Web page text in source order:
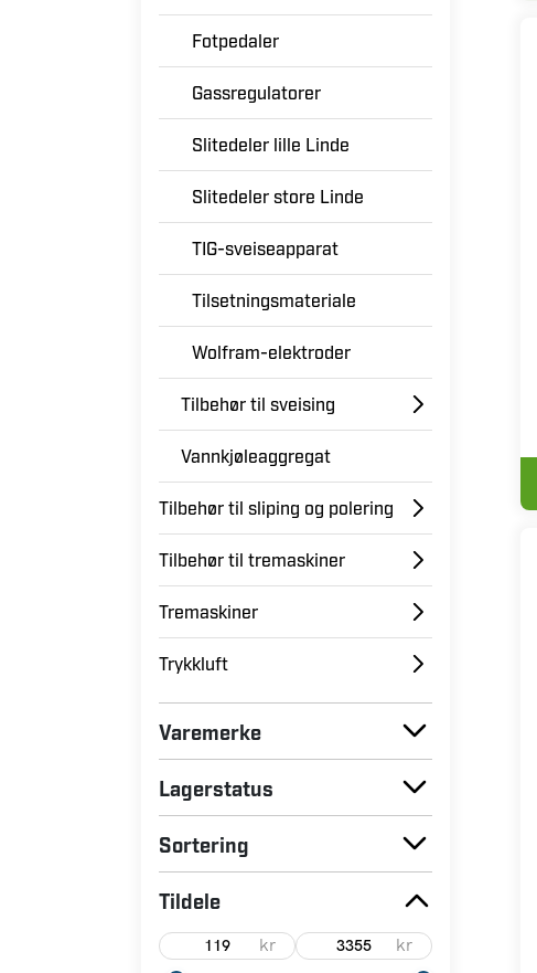
Fotpedaler
Gassregulatorer
Slitedeler lille Linde
Slitedeler store Linde
TIG-sveiseapparat
Tilsetningsmateriale
Wolfram-elektroder
Tilbehør til sveising
Vannkjøleaggregat
Tilbehør til sliping og polering
Tilbehør til tremaskiner
Tremaskiner
Trykkluft
Varemerke
Lagerstatus
Sortering
Tildele
kr kr